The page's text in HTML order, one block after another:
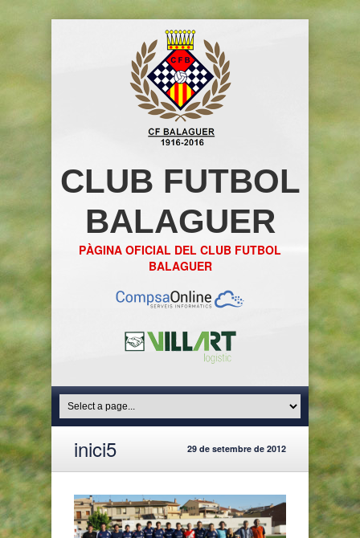
CLUB FUTBOL
BALAGUER
PÀGINA OFICIAL DEL CLUB FUTBOL
BALAGUER
inici5 29 de setembre de 2012